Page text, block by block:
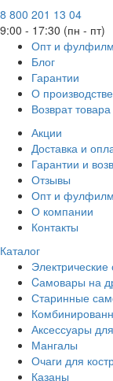
8 800 201 13 04
9:00 - 17:30 (пн - пт)
Опт и
Блог
Гарантии
О производстве
Возврат товара
Акции
Доставка и
Гарантии и
Отзывы
Опт и
О компании
Контакты
Каталог
Cамовары на
Старинные
Аксессуары
Мангалы
Очаги для
Казаны